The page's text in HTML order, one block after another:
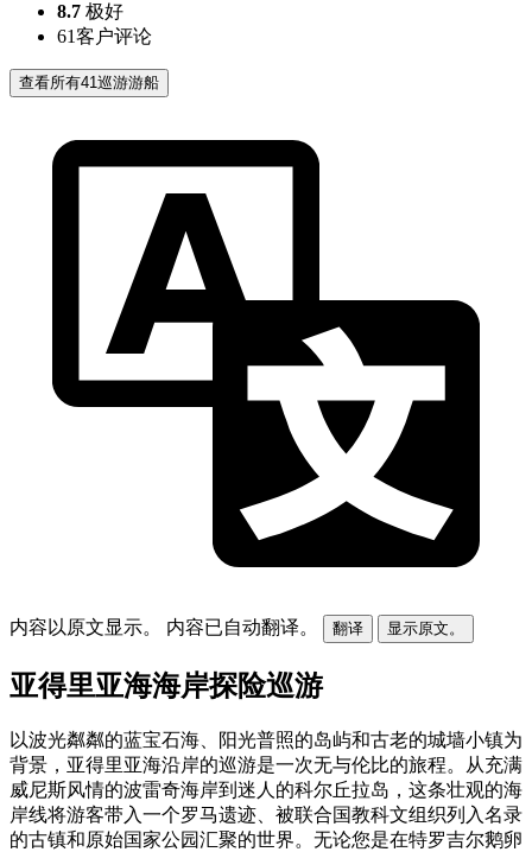
8.7 极好
61客户评论
查看所有41巡游游船
内容以原文显示。 内容已自动翻译。 翻译 显示原文。
亚得里亚海海岸探险巡游
以波光粼粼的蓝宝石海、阳光普照的岛屿和古老的城墙小镇为
背景，亚得里亚海沿岸的巡游是一次无与伦比的旅程。从充满
威尼斯风情的波雷奇海岸到迷人的科尔丘拉岛，这条壮观的海
岸线将游客带入一个罗马遗迹、被联合国教科文组织列入名录
的古镇和原始国家公园汇聚的世界。无论您是在特罗吉尔鹅卵